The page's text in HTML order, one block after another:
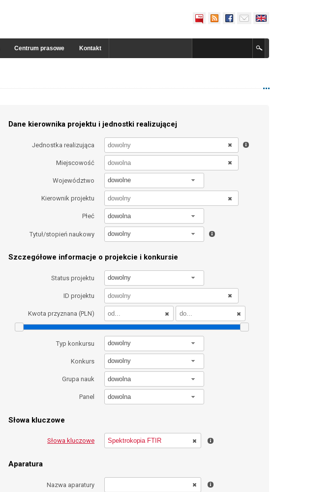
Centrum prasowe Kontakt
Dane kierownika projektu i jednostki realizującej
Jednostka realizująca
Miejscowość
Województwo dowolne
Kierownik projektu
Płeć dowolna
Tytuł/stopień naukowy dowolny
Szczegółowe informacje o projekcie i konkursie
Status projektu dowolny
ID projektu
Kwota przyznana (PLN)
Typ konkursu dowolny
Konkurs dowolny
Grupa nauk dowolna
Panel dowolna
Słowa kluczowe
Słowa kluczowe
Aparatura
Nazwa aparatury